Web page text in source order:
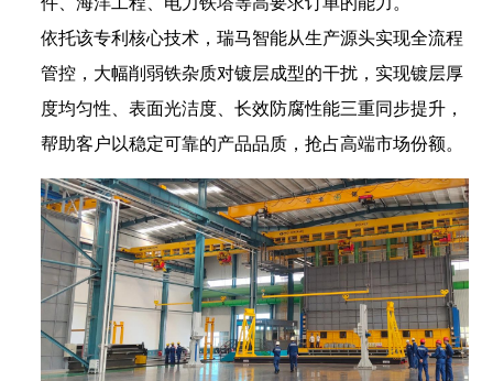
依托该专利核心技术，瑞马智能从生产源头实现全流程
管控，大幅削弱铁杂质对镀层成型的干扰，实现镀层厚
度均匀性、表面光洁度、长效防腐性能三重同步提升，
帮助客户以稳定可靠的产品品质，抢占高端市场份额。